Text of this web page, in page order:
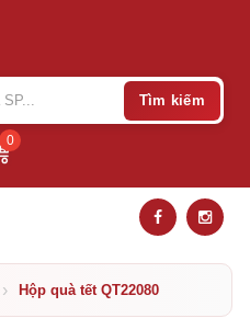
0
Tìm kiếm
› Hộp quà tết QT22080